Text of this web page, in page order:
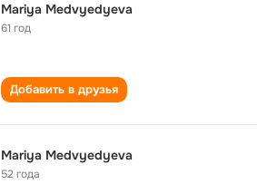
Mariya Medvyedyeva
61 год
Добавить в друзья
Mariya Medvyedyeva
52 года